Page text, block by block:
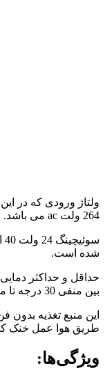
264 ولت ac می باشد.
شده است.
حداقل و حداکثر
بین منفی 30 درجه تا مثبت 70 درجه می باشد.
این منبع تغذیه
طریق هوا عمل خنک
ویژگی‌ها: